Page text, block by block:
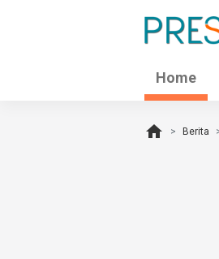
Home
home Berita